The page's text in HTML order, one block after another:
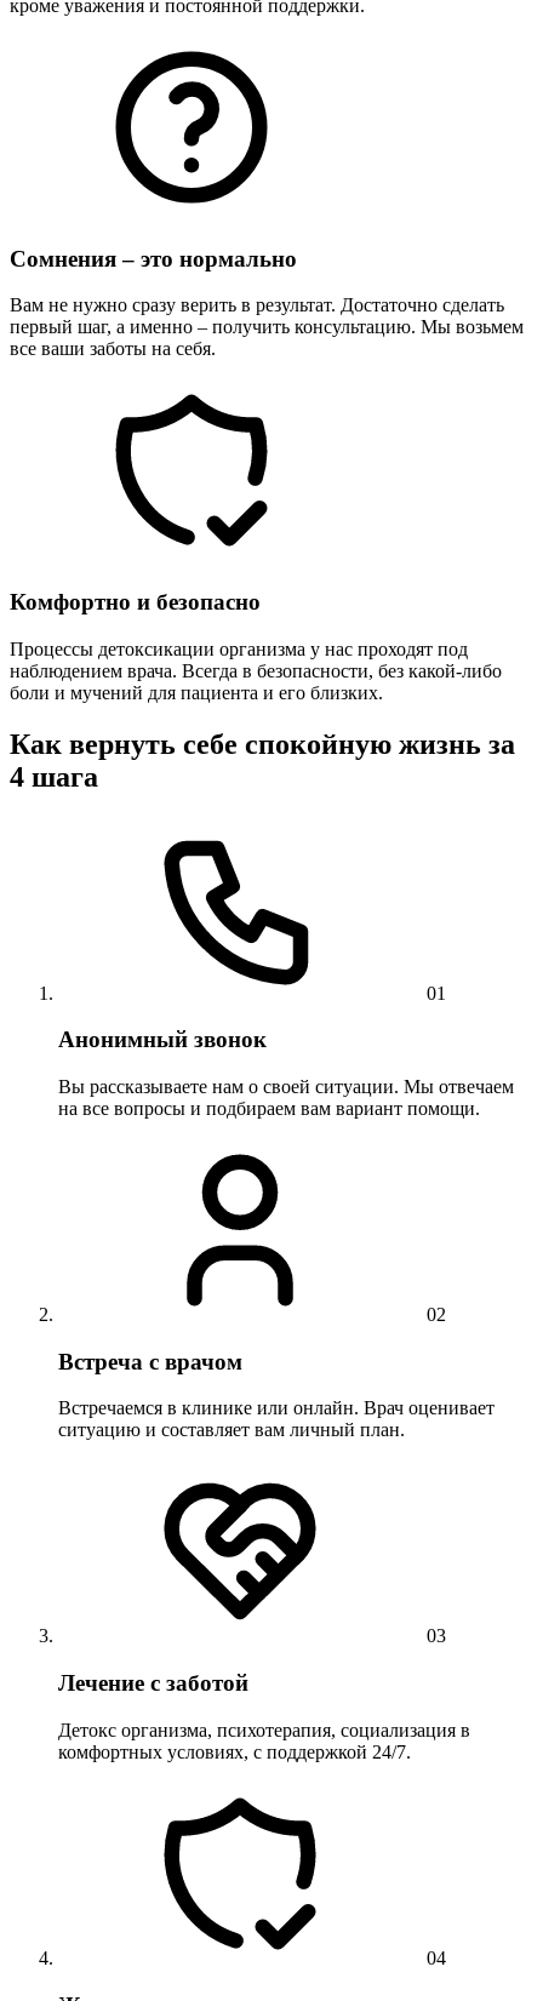
кроме уважения и постоянной поддержки.
Сомнения – это нормально
Вам не нужно сразу верить в результат. Достаточно сделать
первый шаг, а именно – получить консультацию. Мы возьмем
все ваши заботы на себя.
Комфортно и безопасно
Процессы детоксикации организма у нас проходят под
наблюдением врача. Всегда в безопасности, без какой-либо
боли и мучений для пациента и его близких.
Как вернуть себе спокойную жизнь за
4 шага
01
Анонимный звонок
Вы рассказываете нам о своей ситуации. Мы отвечаем
на все вопросы и подбираем вам вариант помощи.
02
Встреча с врачом
Встречаемся в клинике или онлайн. Врач оценивает
ситуацию и составляет вам личный план.
03
Лечение с заботой
Детокс организма, психотерапия, социализация в
комфортных условиях, с поддержкой 24/7.
04